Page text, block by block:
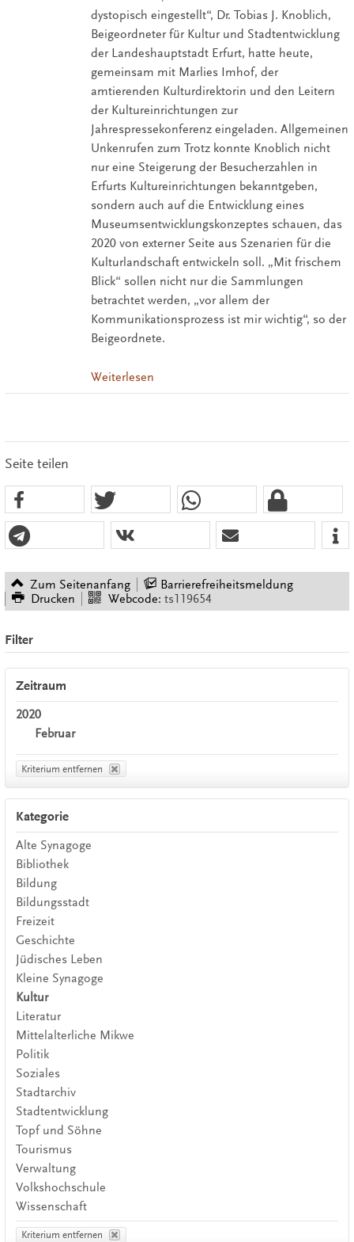
dystopisch eingestellt“, Dr. Tobias J. Knoblich,
Beigeordneter für Kultur und Stadtentwicklung
der Landeshauptstadt Erfurt, hatte heute,
gemeinsam mit Marlies Imhof, der
amtierenden Kulturdirektorin und den Leitern
der Kultureinrichtungen zur
Jahrespressekonferenz eingeladen. Allgemeinen
Unkenrufen zum Trotz konnte Knoblich nicht
nur eine Steigerung der Besucherzahlen in
Erfurts Kultureinrichtungen bekanntgeben,
sondern auch auf die Entwicklung eines
Museumsentwicklungskonzeptes schauen, das
2020 von externer Seite aus Szenarien für die
Kulturlandschaft entwickeln soll. „Mit frischem
Blick“ sollen nicht nur die Sammlungen
betrachtet werden, „vor allem der
Kommunikationsprozess ist mir wichtig“, so der
Beigeordnete.
Weiterlesen
Seite teilen
Zum Seitenanfang
Barrierefreiheitsmeldung
Drucken
Webcode: ts119654
Filter
Zeitraum
2020
Februar
Kriterium entfernen
Kategorie
Alte Synagoge
Bibliothek
Bildung
Bildungsstadt
Freizeit
Geschichte
Jüdisches Leben
Kleine Synagoge
Kultur
Literatur
Mittelalterliche Mikwe
Politik
Soziales
Stadtarchiv
Stadtentwicklung
Topf und Söhne
Tourismus
Verwaltung
Volkshochschule
Wissenschaft
Kriterium entfernen